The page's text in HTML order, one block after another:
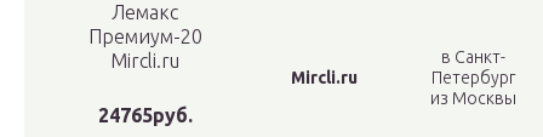
Лемакс
Премиум-20
Mircli.ru
24765руб.
Mircli.ru
в Санкт-
Петербург
из Москвы